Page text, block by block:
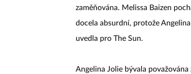
zaměňována. Melissa Baizen
docela absurdní, protože
uvedla pro The Sun.
Angelina Jolie bývala